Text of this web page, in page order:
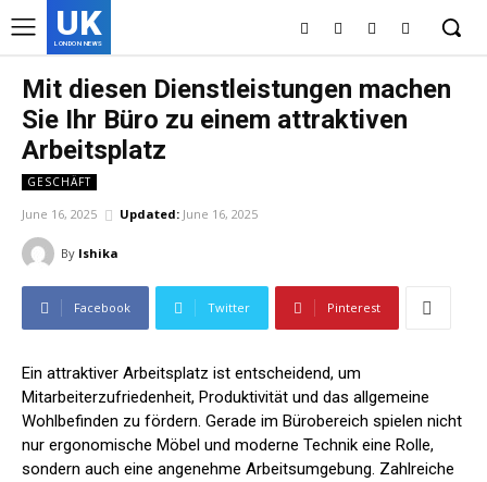
UK
LONDON NEWS
Mit diesen Dienstleistungen machen
Sie Ihr Büro zu einem attraktiven
Arbeitsplatz
GESCHÄFT
June 16, 2025 Updated: June 16, 2025
By Ishika
Facebook Twitter Pinterest
Ein attraktiver Arbeitsplatz ist entscheidend, um
Mitarbeiterzufriedenheit, Produktivität und das allgemeine
Wohlbefinden zu fördern. Gerade im Bürobereich spielen nicht
nur ergonomische Möbel und moderne Technik eine Rolle,
sondern auch eine angenehme Arbeitsumgebung. Zahlreiche